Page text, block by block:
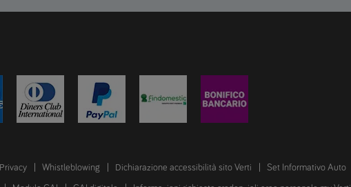
Privacy Whistleblowing Dichiarazione accessibilità sito Verti Set Informativo Auto